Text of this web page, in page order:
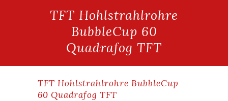
TFT Hohlstrahlrohre
BubbleCup 60
Quadrafog TFT
TFT Hohlstrahlrohre BubbleCup
60 Quadrafog TFT